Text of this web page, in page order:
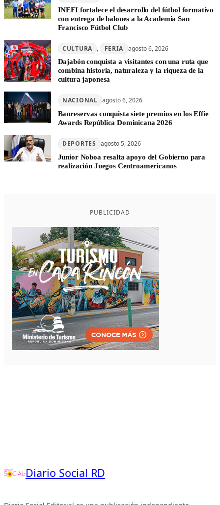
INEFI fortalece el desarrollo del fútbol formativo
con entrega de balones a la Academia San
Francisco Fútbol Club
CULTURA , FERIA agosto 6, 2026
Dajabón conquista a visitantes con una ruta que
combina historia, naturaleza y la riqueza de la
cultura japonesa
NACIONAL agosto 6, 2026
Banreservas conquista siete premios en los Effie
Awards República Dominicana 2026
DEPORTES agosto 5, 2026
Junior Noboa resalta apoyo del Gobierno para
realización Juegos Centroamericanos
PUBLICIDAD
Diario Social RD